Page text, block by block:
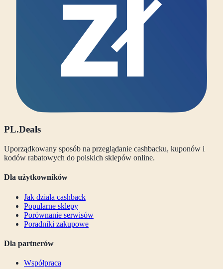
PL.Deals
Uporządkowany sposób na przeglądanie cashbacku, kuponów i
kodów rabatowych do polskich sklepów online.
Dla użytkowników
Jak działa cashback
Popularne sklepy
Porównanie serwisów
Poradniki zakupowe
Dla partnerów
Współpraca